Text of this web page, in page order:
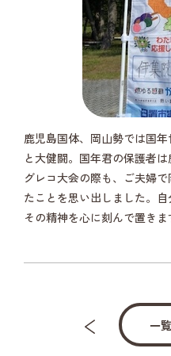
鹿児島国体、岡山勢では国
と大健闘。国年君の保護者
グレコ大会の際も、ご夫婦
たことを思い出しました。
その精神を心に刻んで置きま
一